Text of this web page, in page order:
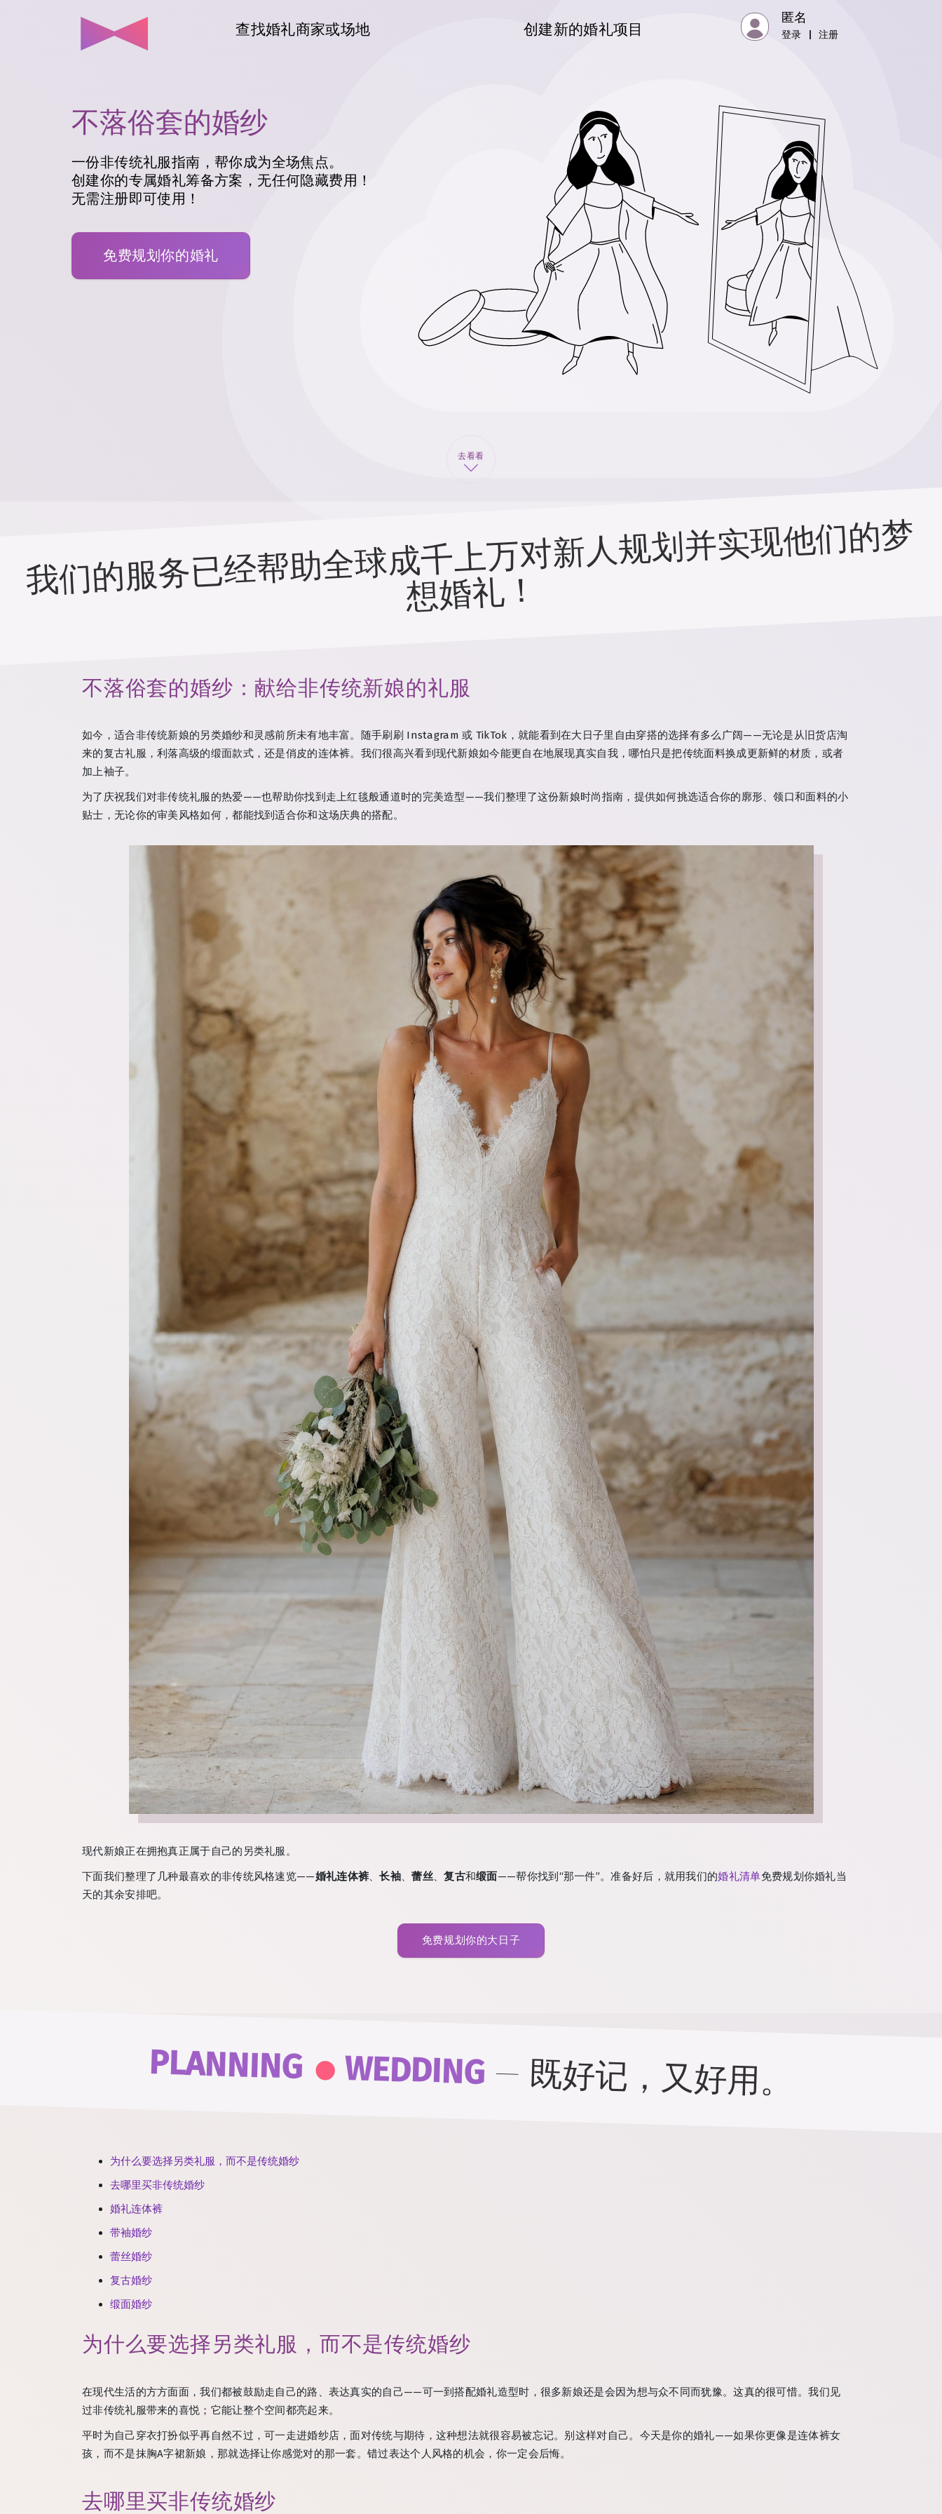
查找婚礼商家或场地 创建新的婚礼项目
匿名
登录 注册
不落俗套的婚纱
一份非传统礼服指南，帮你成为全场焦点。
创建你的专属婚礼筹备方案，无任何隐藏费用！
无需注册即可使用！
免费规划你的婚礼
去看看
我
们
的
服
务
已
经
帮
助
全
球
成
千
上
万
对
新
人
规
划
并
实
现
他
们
的
梦
想
婚
礼
！
不落俗套的婚纱：献给非传统新娘的礼服
如今，适合非传统新娘的另类婚纱和灵感前所未有地丰富。随手刷刷 Instagram 或 TikTok，就能看到在大日子里自由穿搭的选择有多么广阔——无论是从旧货店淘
来的复古礼服，利落高级的缎面款式，还是俏皮的连体裤。我们很高兴看到现代新娘如今能更自在地展现真实自我，哪怕只是把传统面料换成更新鲜的材质，或者
加上袖子。
为了庆祝我们对非传统礼服的热爱——也帮助你找到走上红毯般通道时的完美造型——我们整理了这份新娘时尚指南，提供如何挑选适合你的廓形、领口和面料的小
贴士，无论你的审美风格如何，都能找到适合你和这场庆典的搭配。
现代新娘正在拥抱真正属于自己的另类礼服。
下面我们整理了几种最喜欢的非传统风格速览——婚礼连体裤、长袖、蕾丝、复古和缎面——帮你找到“那一件”。准备好后，就用我们的婚礼清单免费规划你婚礼当
天的其余安排吧。
免费规划你的大日子
PLANNING . WEDDING— 既好记，又好用。
为什么要选择另类礼服，而不是传统婚纱
去哪里买非传统婚纱
婚礼连体裤
带袖婚纱
蕾丝婚纱
复古婚纱
缎面婚纱
为什么要选择另类礼服，而不是传统婚纱
在现代生活的方方面面，我们都被鼓励走自己的路、表达真实的自己——可一到搭配婚礼造型时，很多新娘还是会因为想与众不同而犹豫。这真的很可惜。我们见
过非传统礼服带来的喜悦；它能让整个空间都亮起来。
平时为自己穿衣打扮似乎再自然不过，可一走进婚纱店，面对传统与期待，这种想法就很容易被忘记。别这样对自己。今天是你的婚礼——如果你更像是连体裤女
孩，而不是抹胸A字裙新娘，那就选择让你感觉对的那一套。错过表达个人风格的机会，你一定会后悔。
去哪里买非传统婚纱